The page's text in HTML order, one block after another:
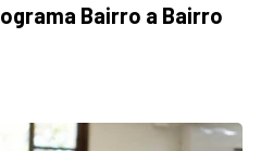
Bairro a Bairro